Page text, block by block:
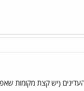
(יש קצת מקומות